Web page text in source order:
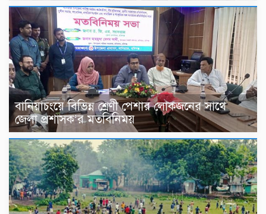
বানিয়াচংয়ে বিভিন্ন শ্রেণী পেশার লোকজনের সাথে
জেলা প্রশাসক’র মতবিনিময়